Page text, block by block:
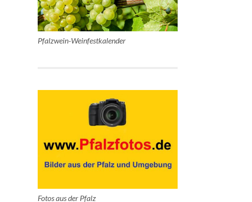
Pfalzwein-Weinfestkalender
Fotos aus der Pfalz